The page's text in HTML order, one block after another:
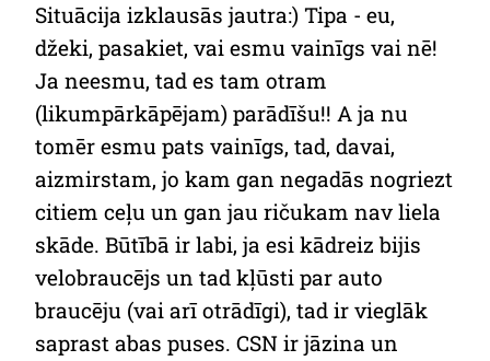
Situācija izklausās jautra:) Tipa - eu,
džeki, pasakiet, vai esmu vainīgs vai nē!
Ja neesmu, tad es tam otram
(likumpārkāpējam) parādīšu!! A ja nu
tomēr esmu pats vainīgs, tad, davai,
aizmirstam, jo kam gan negadās nogriezt
citiem ceļu un gan jau ričukam nav liela
skāde. Būtībā ir labi, ja esi kādreiz bijis
velobraucējs un tad kļūsti par auto
braucēju (vai arī otrādīgi), tad ir vieglāk
saprast abas puses. CSN ir jāzina un